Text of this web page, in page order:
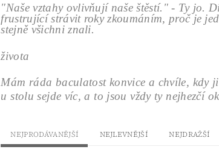
"Naše vztahy ovlivňují naše štěstí." - Ty jo.
frustrující strávit roky zkoumáním, proč je
stejně všichni znali.
Mike Wiking v knize
života
Mám ráda baculatost konvice a chvíle, kdy
u stolu sejde víc, a to jsou vždy ty nejhezčí
NEJPRODÁVANĚJŠÍ NEJLEVNĚJŠÍ NEJDRAŽŠÍ